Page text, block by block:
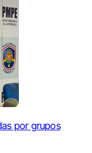
por grupos